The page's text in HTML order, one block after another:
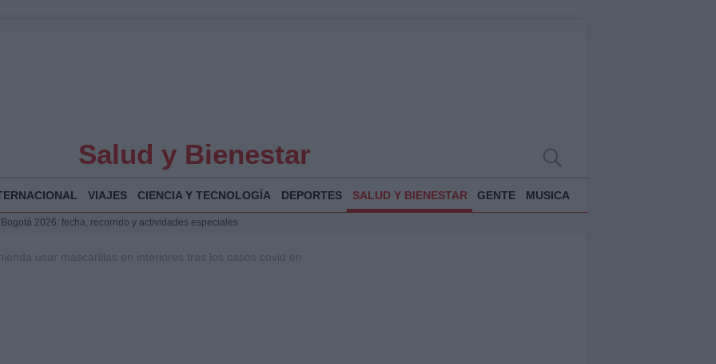
Salud y Bienestar
VIAJES CIENCIA Y TECNOLOGÍA DEPORTES SALUD Y BIENESTAR GENTE MUSICA
2026: fecha, recorrido y actividades especiales
Illa Plana: Menorca apuesta por el deporte náutico sostenible
usar mascarillas en interiores tras los casos covid en